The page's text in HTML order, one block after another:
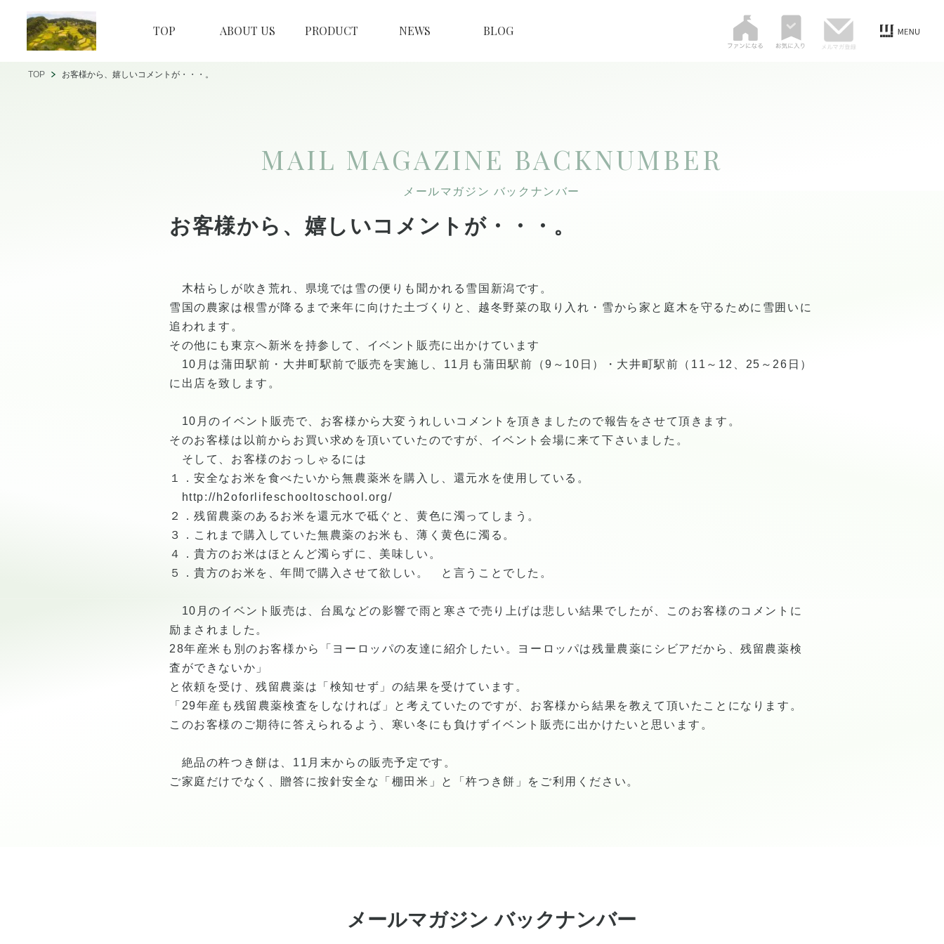
TOP ABOUT US PRODUCT NEWS BLOG
TOP お客様から、嬉しいコメントが・・・。
MAIL MAGAZINE BACKNUMBER
メールマガジン バックナンバー
お客様から、嬉しいコメントが・・・。
木枯らしが吹き荒れ、県境では雪の便りも聞かれる雪国新潟です。
雪国の農家は根雪が降るまで来年に向けた土づくりと、越冬野菜の取り入れ・雪から家と庭木を守るために雪囲いに
追われます。
その他にも東京へ新米を持参して、イベント販売に出かけています
10月は蒲田駅前・大井町駅前で販売を実施し、11月も蒲田駅前（9～10日）・大井町駅前（11～12、25～26日）
に出店を致します。
10月のイベント販売で、お客様から大変うれしいコメントを頂きましたので報告をさせて頂きます。
そのお客様は以前からお買い求めを頂いていたのですが、イベント会場に来て下さいました。
そして、お客様のおっしゃるには
１．安全なお米を食べたいから無農薬米を購入し、還元水を使用している。
http://h2oforlifeschooltoschool.org/
２．残留農薬のあるお米を還元水で砥ぐと、黄色に濁ってしまう。
３．これまで購入していた無農薬のお米も、薄く黄色に濁る。
４．貴方のお米はほとんど濁らずに、美味しい。
５．貴方のお米を、年間で購入させて欲しい。 と言うことでした。
10月のイベント販売は、台風などの影響で雨と寒さで売り上げは悲しい結果でしたが、このお客様のコメントに
励まされました。
28年産米も別のお客様から「ヨーロッパの友達に紹介したい。ヨーロッパは残量農薬にシビアだから、残留農薬検
査ができないか」
と依頼を受け、残留農薬は「検知せず」の結果を受けています。
「29年産も残留農薬検査をしなければ」と考えていたのですが、お客様から結果を教えて頂いたことになります。
このお客様のご期待に答えられるよう、寒い冬にも負けずイベント販売に出かけたいと思います。
絶品の杵つき餅は、11月末からの販売予定です。
ご家庭だけでなく、贈答に按針安全な「棚田米」と「杵つき餅」をご利用ください。
メールマガジン バックナンバー